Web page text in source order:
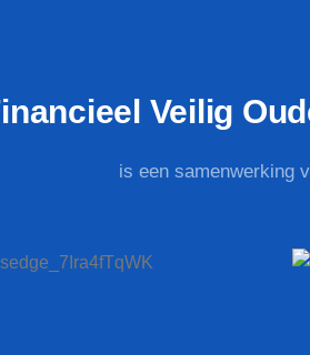
Veilig
is een samenwerking